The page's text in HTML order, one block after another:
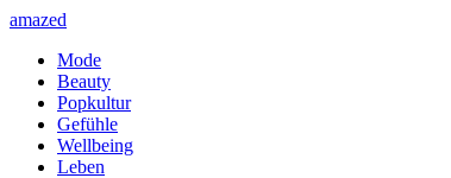
amazed
Mode
Beauty
Popkultur
Gefühle
Wellbeing
Leben